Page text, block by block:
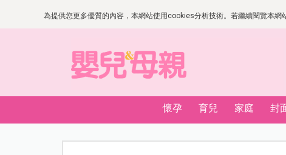
為提供您更多優質的內容，本網站使用cookies分析技術。若繼續閱覽本
懷孕 育兒 家庭 封